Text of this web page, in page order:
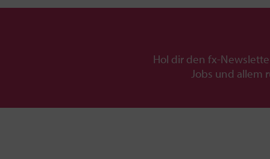
Hol dir den fx-
Jobs und allem